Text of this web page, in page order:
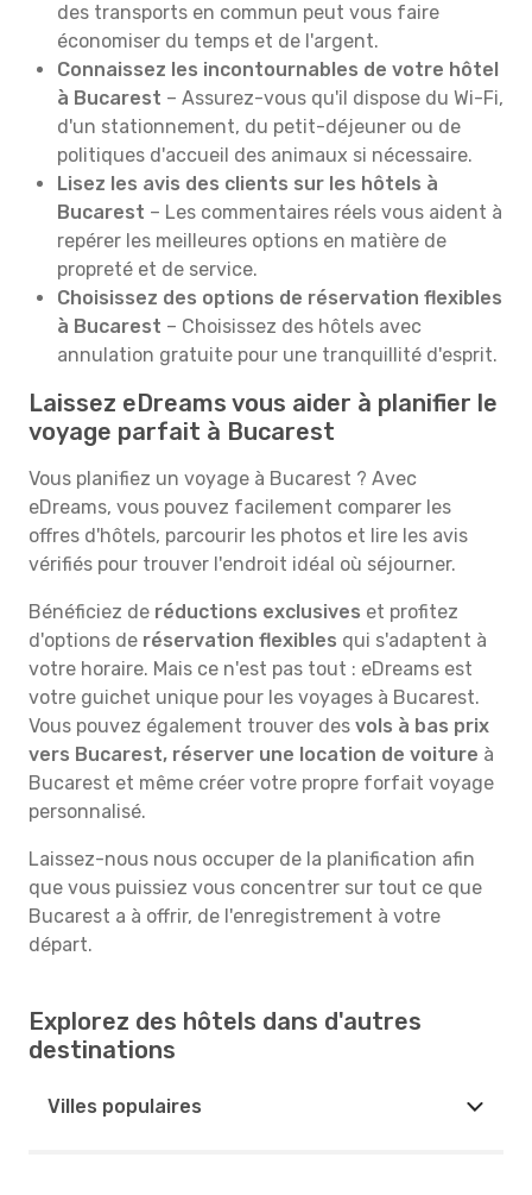
des transports en commun peut vous faire
économiser du temps et de l'argent.
Connaissez les incontournables de votre hôtel
à Bucarest – Assurez-vous qu'il dispose du Wi-Fi,
d'un stationnement, du petit-déjeuner ou de
politiques d'accueil des animaux si nécessaire.
Lisez les avis des clients sur les hôtels à
Bucarest – Les commentaires réels vous aident à
repérer les meilleures options en matière de
propreté et de service.
Choisissez des options de réservation flexibles
à Bucarest – Choisissez des hôtels avec
annulation gratuite pour une tranquillité d'esprit.
Laissez eDreams vous aider à planifier le
voyage parfait à Bucarest
Vous planifiez un voyage à Bucarest ? Avec
eDreams, vous pouvez facilement comparer les
offres d'hôtels, parcourir les photos et lire les avis
vérifiés pour trouver l'endroit idéal où séjourner.
Bénéficiez de réductions exclusives et profitez
d'options de réservation flexibles qui s'adaptent à
votre horaire. Mais ce n'est pas tout : eDreams est
votre guichet unique pour les voyages à Bucarest.
Vous pouvez également trouver des vols à bas prix
vers Bucarest, réserver une location de voiture à
Bucarest et même créer votre propre forfait voyage
personnalisé.
Laissez-nous nous occuper de la planification afin
que vous puissiez vous concentrer sur tout ce que
Bucarest a à offrir, de l'enregistrement à votre
départ.
Explorez des hôtels dans d'autres
destinations
Villes populaires